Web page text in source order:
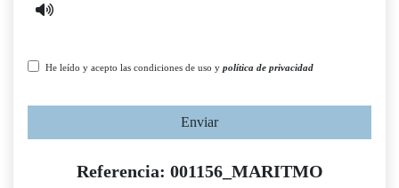
He leído y acepto las condiciones de uso y política de privacidad
Enviar
Referencia: 001156_MARITMO